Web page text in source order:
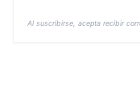
Al suscribirse, acepta recibir